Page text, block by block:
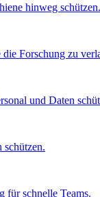
hinweg schützen.
Forschung zu
und Daten
für schnelle Teams.